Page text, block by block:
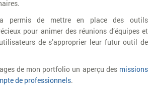
permis de mettre en place des outils
pour animer des réunions d’équipes et
de s’approprier leur futur outil de
de mon portfolio un aperçu des missions
de professionnels.